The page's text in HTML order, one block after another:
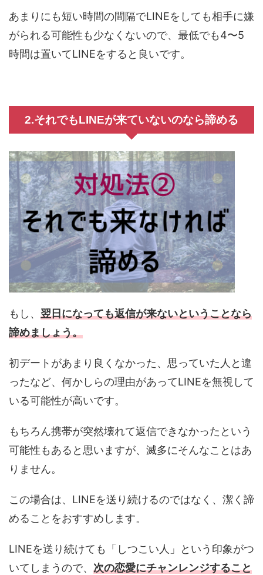
あまりにも短い時間の間隔でLINEをしても相手に嫌
がられる可能性も少なくないので、最低でも4〜5
時間は置いてLINEをすると良いです。
2.それでもLINEが来ていないのなら諦める
もし、 翌日になっても返信が来ないということなら
諦めましょう。
初デートがあまり良くなかった、思っていた人と違
ったなど、何かしらの理由があってLINEを無視して
いる可能性が高いです。
もちろん携帯が突然壊れて返信できなかったという
可能性もあると思いますが、滅多にそんなことはあ
りません。
この場合は、LINEを送り続けるのではなく、潔く諦
めることをおすすめします。
LINEを送り続けても「しつこい人」という印象がつ
いてしまうので、 次の恋愛にチャンレンジすること